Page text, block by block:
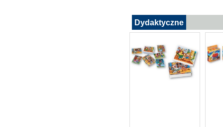
Dydaktyczne